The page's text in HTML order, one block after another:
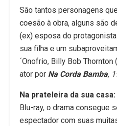
São tantos personagens
coesão à obra, alguns são
(ex) esposa do
sua filha e um
´Onofrio, Billy Bob
ator por Na Corda Bamba,
Na prateleira da sua casa:
Blu-ray, o drama consegue
espectador com suas